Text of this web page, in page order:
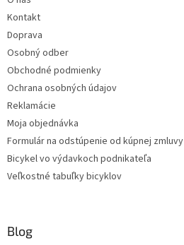
Kontakt
Doprava
Osobný odber
Obchodné podmienky
Ochrana osobných údajov
Reklamácie
Moja objednávka
Formulár na odstúpenie od kúpnej zmluvy
Bicykel vo výdavkoch podnikateľa
Veľkostné tabuľky bicyklov
Blog